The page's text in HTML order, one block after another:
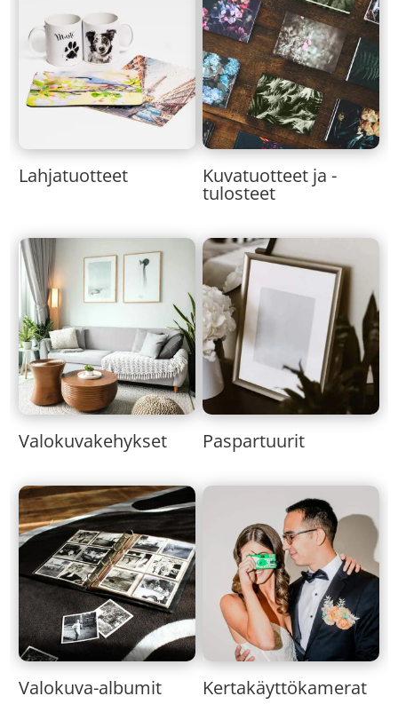
Lahjatuotteet Kuvatuotteet ja -
tulosteet
Valokuvakehykset Paspartuurit
Valokuva-albumit Kertakäyttökamerat